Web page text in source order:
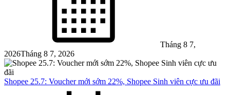
Tháng 8 7,
2026Tháng 8 7, 2026
Shopee 25.7: Voucher mới sớm 22%, Shopee Sinh viên cực ưu đãi